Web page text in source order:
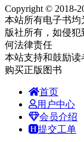
Copyright © 2018-
本站所有电子书均
版社所有，如侵
何法律责任
本站支持和鼓励
购买正版图书
首页
用户中心
会员介绍
提交工单